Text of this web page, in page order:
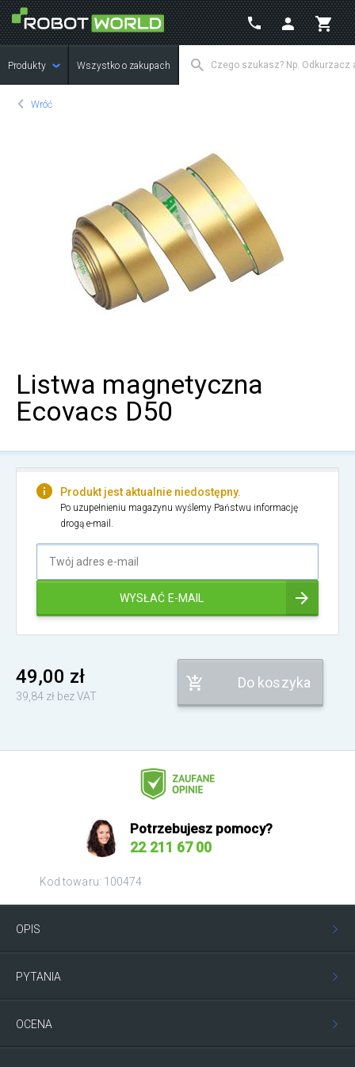
Produkty Wszystko o zakupach
Wróć
Listwa magnetyczna
Ecovacs D50
Produkt jest aktualnie niedostępny.
Po uzupełnieniu magazynu wyślemy Państwu informację
drogą e-mail.
WYSŁAĆ E-MAIL
49,00 zł
39,84 zł bez VAT
Do koszyka
Potrzebujesz pomocy?
22 211 67 00
Kod towaru: 100474
OPIS
PYTANIA
OCENA